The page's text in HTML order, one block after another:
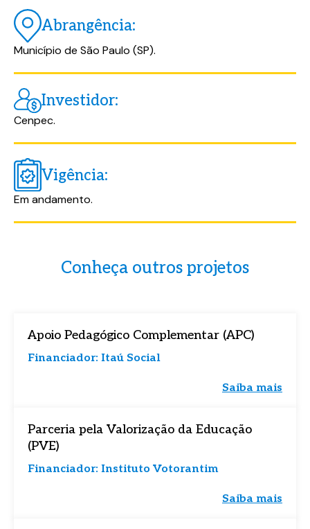
Baixe o material completo
Preencha o formulário abaixo e tenha
Baixe o material completo
Preencha o formulário abaixo e tenha
Abrangência:
Município de São Paulo (SP).
Investidor:
Cenpec.
Vigência:
Em andamento.
Conheça outros projetos
Apoio Pedagógico Complementar (APC)
Financiador: Itaú Social
Saiba mais
Parceria pela Valorização da Educação
(PVE)
Financiador: Instituto Votorantim
Saiba mais